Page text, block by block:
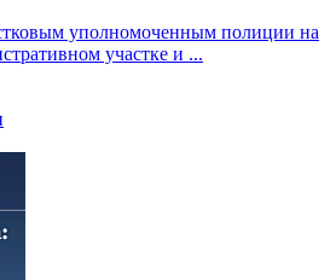
уполномоченным полиции на
участке и ...